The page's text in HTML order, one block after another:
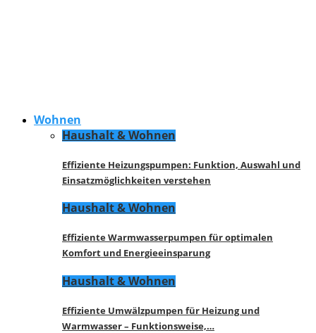
Wohnen
Haushalt & Wohnen
Effiziente Heizungspumpen: Funktion, Auswahl und
Einsatzmöglichkeiten verstehen
Haushalt & Wohnen
Effiziente Warmwasserpumpen für optimalen
Komfort und Energieeinsparung
Haushalt & Wohnen
Effiziente Umwälzpumpen für Heizung und
Warmwasser – Funktionsweise,…